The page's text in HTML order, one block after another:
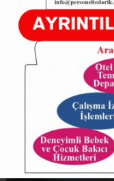
SON DAKİKA:
yönelik
şüpheliden 67'si